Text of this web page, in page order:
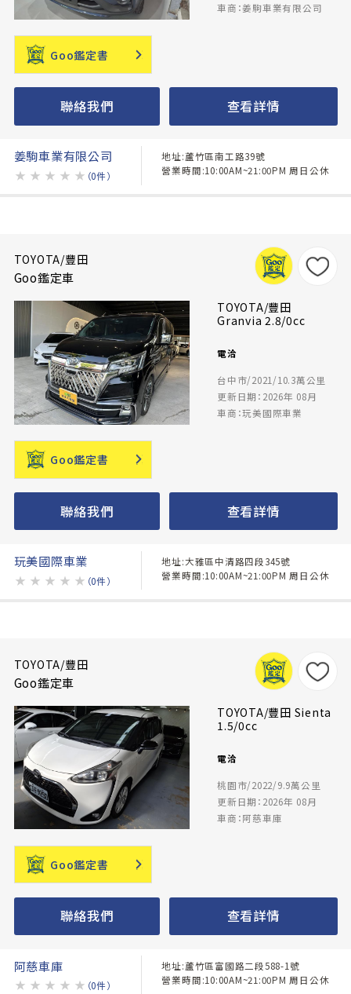
車商：姜駒車業有限公司
Goo鑑定書
聯絡我們 查看詳情
姜駒車業有限公司
★ ★ ★ ★ ★ （0件）
地址:蘆竹區南工路39號
營業時間:10:00AM~21:00PM 周日公休
TOYOTA/豐田
Goo鑑定車
TOYOTA/豐田
Granvia 2.8/0cc
電洽
台中市/2021/10.3萬公里
更新日期：2026年 08月
車商：玩美國際車業
Goo鑑定書
聯絡我們 查看詳情
玩美國際車業
★ ★ ★ ★ ★ （0件）
地址:大雅區中清路四段345號
營業時間:10:00AM~21:00PM 周日公休
TOYOTA/豐田
Goo鑑定車
TOYOTA/豐田 Sienta
1.5/0cc
電洽
桃園市/2022/9.9萬公里
更新日期：2026年 08月
車商：阿慈車庫
Goo鑑定書
聯絡我們 查看詳情
阿慈車庫
★ ★ ★ ★ ★ （0件）
地址:蘆竹區富國路二段588-1號
營業時間:10:00AM~21:00PM 周日公休